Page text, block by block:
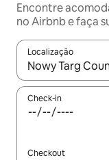
Encontre
no Airbnb e faça
Localização
Quando os
Check-in
Checkout